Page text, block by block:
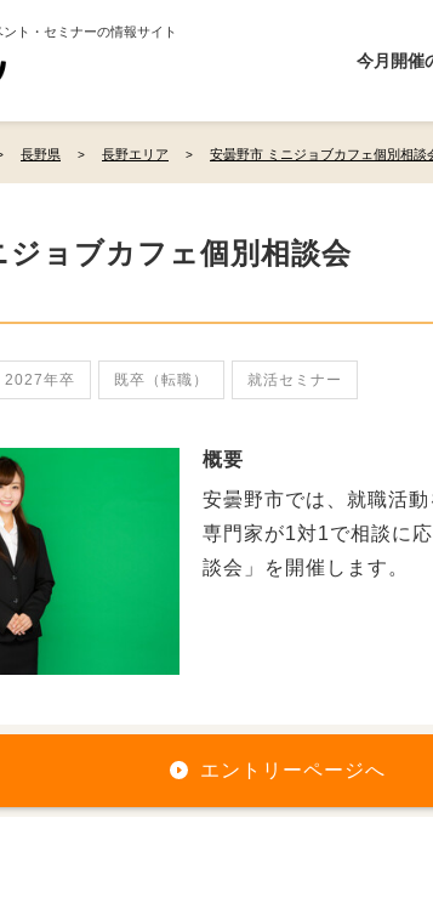
ト・セミナーの情報サイト
今月開催
長野県 長野エリア 安曇野市 ミニジョブカフェ個別相談
ジョブカフェ個別相談会
2027年卒 既卒（転職） 就活セミナー
概要
安曇野市では、就職活
専門家が1対1で相談に
談会」を開催します。
エントリーページへ